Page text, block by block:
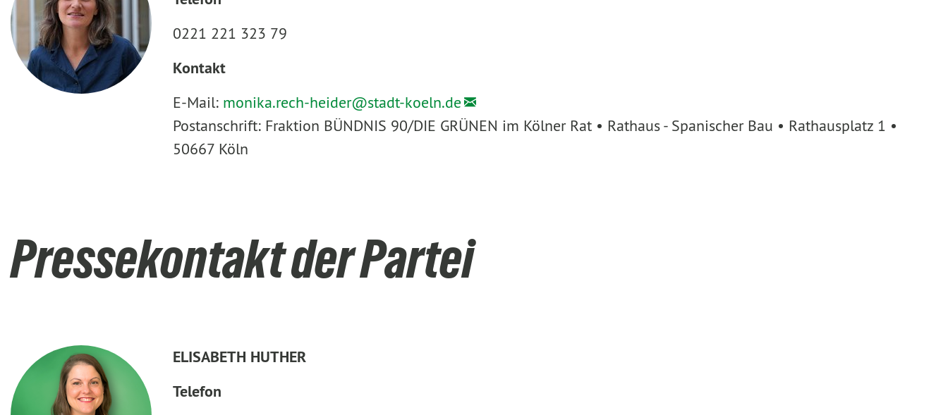
0221 221 323 79
Kontakt
E-Mail: monika.rech-heider@stadt-koeln.de
Postanschrift: Fraktion BÜNDNIS 90/DIE GRÜNEN im Kölner Rat • Rathaus - Spanischer Bau • Rathausplatz 1 •
50667 Köln
Pressekontakt der Partei
ELISABETH HUTHER
Telefon